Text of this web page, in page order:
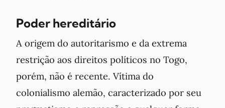
Poder hereditário
A origem do autoritarismo e da extrema
restrição aos direitos políticos no Togo,
porém, não é recente. Vítima do
colonialismo alemão, caracterizado por seu